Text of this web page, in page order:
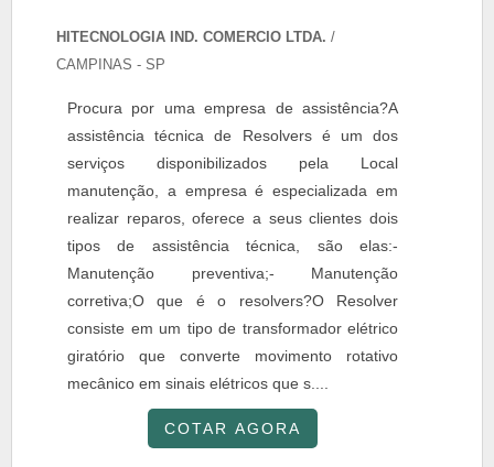
HITECNOLOGIA IND. COMERCIO LTDA. /
CAMPINAS - SP
Procura por uma empresa de assistência?A
assistência técnica de Resolvers é um dos
serviços disponibilizados pela Local
manutenção, a empresa é especializada em
realizar reparos, oferece a seus clientes dois
tipos de assistência técnica, são elas:-
Manutenção preventiva;- Manutenção
corretiva;O que é o resolvers?O Resolver
consiste em um tipo de transformador elétrico
giratório que converte movimento rotativo
mecânico em sinais elétricos que s....
COTAR AGORA